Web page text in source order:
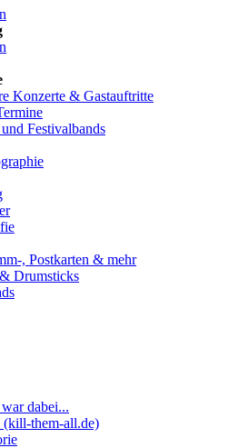
Konzerte & Gastauftritte
Festivalbands
, Postkarten & mehr
Drumsticks
dabei...
(kill-them-all.de)